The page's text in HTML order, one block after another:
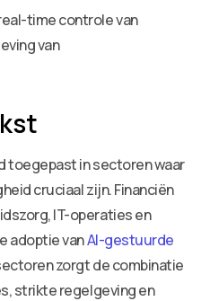
time controle van
van
toegepast in sectoren waar
cruciaal zijn. Financiën
IT-operaties en
adoptie vanAI-gestuurde
zorgt de combinatie
strikte regelgeving en